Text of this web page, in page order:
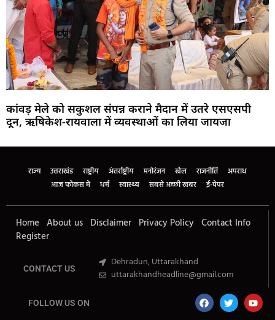
कांवड़ मेले को सकुशल संपन्न कराने मैदान में उतरे एसएसपी
दून, ऋषिकेश-रायवाला में व्यवस्थाओं का लिया जायजा
राज्य उत्तराखंड राष्ट्रीय अंतर्राष्ट्रीय मनोरंजन खेल राजनीति
अपराध
आज फोकस में
धर्म स्वास्थ्य सबसे अच्छी खबर ई-पेपर
Home About us Disclaimer Privacy Policy Contact Info
Register
CONTACT US
Dehradun, Uttarakhand
uttarakhandheadline@gmail.com
FOLLOW US ON